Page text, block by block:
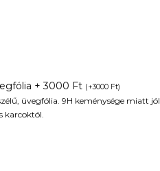
+ 3000 Ft (+3000 Ft)
üvegfólia. 9H keménysége miatt jól
karcoktól.